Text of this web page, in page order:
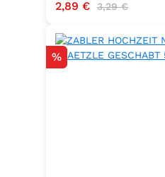
Verkaufspreis:
2,89 € Regulärer Preis:
3,29 €
Rabatt
%